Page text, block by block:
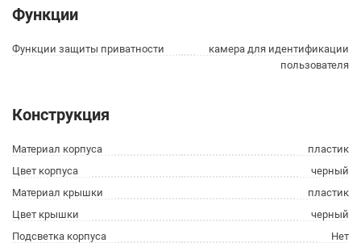
Функции
Функции защиты приватности
камера для идентификации
пользователя
Конструкция
Материал корпуса
пластик
Цвет корпуса
черный
Материал крышки
пластик
Цвет крышки
черный
Подсветка корпуса
Нет